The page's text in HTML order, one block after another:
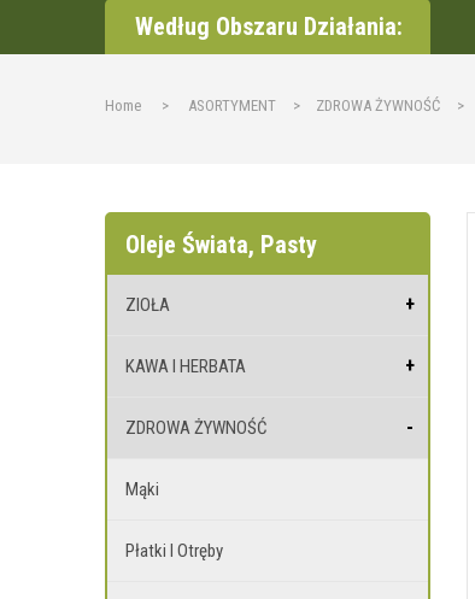
Według Obszaru Działania:
Home > ASORTYMENT > ZDROWA ŻYWNOŚĆ >
Oleje Świata, Pasty
ZIOŁA
KAWA I HERBATA
ZDROWA ŻYWNOŚĆ
Mąki
Płatki I Otręby